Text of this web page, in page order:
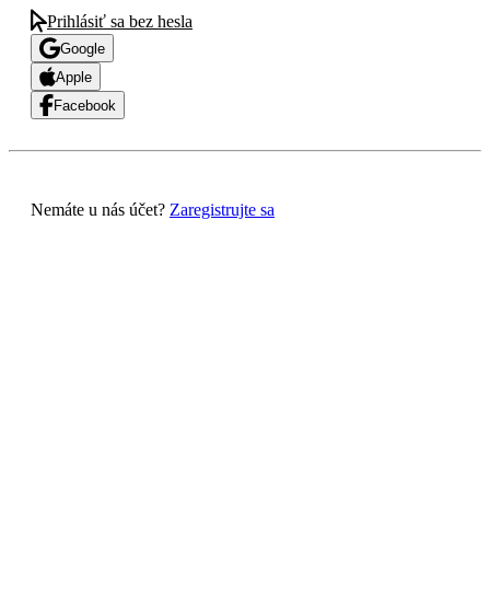
Prihlásiť sa bez hesla
Google
Apple
Facebook
Nemáte u nás účet? Zaregistrujte sa